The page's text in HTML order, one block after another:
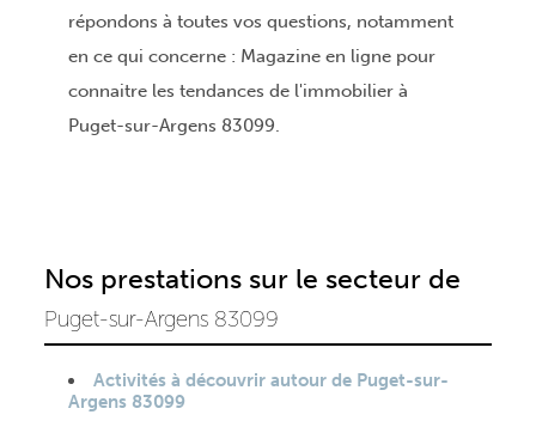
répondons à toutes vos questions, notamment
en ce qui concerne : Magazine en ligne pour
connaitre les tendances de l'immobilier à
Puget-sur-Argens 83099.
Nos prestations sur le secteur de
Puget-sur-Argens 83099
Activités à découvrir autour de Puget-sur-
Argens 83099